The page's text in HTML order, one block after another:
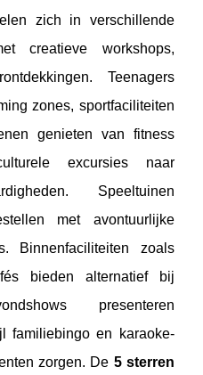
zich in verschillende
creatieve workshops,
Teenagers
zones, sportfaciliteiten
genieten van fitness
excursies naar
Speeltuinen
met avontuurlijke
Binnenfaciliteiten zoals
bieden alternatief bij
presenteren
familiebingo en karaoke-
zorgen. De 5 sterren